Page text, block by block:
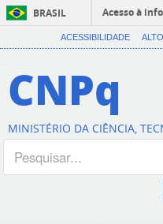
BRASIL
Acesso à
ACESSIBILIDADE
CNPq
MINISTÉRIO DA CIÊNCIA,